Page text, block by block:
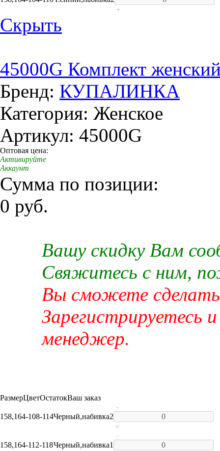
+
Скрыть
45000G Комплект
Бренд: КУПАЛИНКА
Категория: Женское
Артикул: 45000G
Оптовая цена:
Активируйте
Аккаунт
Сумма по позиции:
0 руб.
Вашу скидку Вам
Свяжитесь с ним,
Вы сможете сделать
Зарегистрируетесь
менеджер.
РазмерЦветОстатокВаш заказ
158,164-108-114Черный,набивка2
-
+
158,164-112-118Черный,набивка1
-